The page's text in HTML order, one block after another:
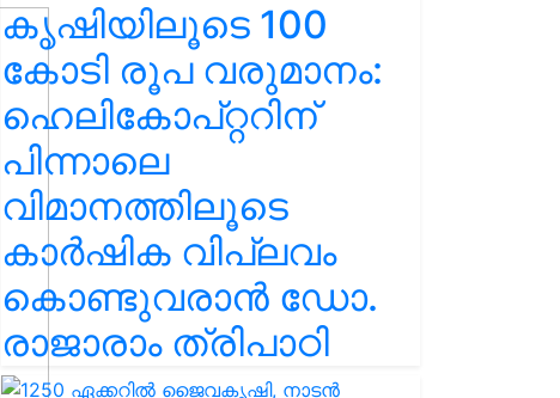
കൃഷിയിലൂടെ 100
കോടി രൂപ വരുമാനം:
ഹെലികോപ്റ്ററിന്
പിന്നാലെ
വിമാനത്തിലൂടെ
കാർഷിക വിപ്ലവം
കൊണ്ടുവരാൻ ഡോ.
രാജാരാം ത്രിപാഠി